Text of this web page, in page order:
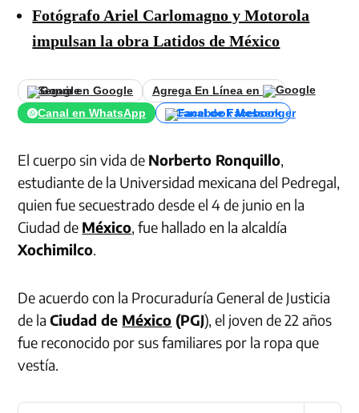
Fotógrafo Ariel Carlomagno y Motorola
impulsan la obra Latidos de México
Seguir en Google
Agrega En Línea en
Canal en WhatsApp
Canal de Facebook
El cuerpo sin vida de Norberto Ronquillo,
estudiante de la Universidad mexicana del Pedregal,
quien fue secuestrado desde el 4 de junio en la
Ciudad de México, fue hallado en la alcaldía
Xochimilco.
De acuerdo con la Procuraduría General de Justicia
de laCiudad de México (PGJ), el joven de 22 años
fue reconocido por sus familiares por la ropa que
vestía.